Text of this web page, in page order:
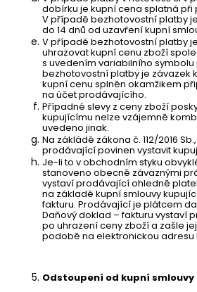
dobírku je kupní cena splatná při
V případě bezhotovostní platby
do 14 dnů od uzavření kupní
V případě bezhotovostní platby
uhrazovat kupní cenu zboží
s uvedením variabilního
bezhotovostní platby je závazek
kupní cenu splněn okamžikem
na účet prodávajícího.
Případné slevy z ceny zboží
kupujícímu nelze vzájemně
uvedeno jinak.
Na zákládě zákona č. 112/2016
prodávající povinen vystavit
Je-li to v obchodním styku
stanoveno obecně závaznými
vystaví prodávající ohledně
na základě kupní smlouvy
fakturu. Prodávající je plátcem
Daňový doklad – fakturu vystaví
po uhrazení ceny zboží a zašle
podobě na elektronickou adresu
Odstoupení od kupní smlouvy